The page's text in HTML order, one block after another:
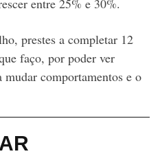
entre 25% e 30%.
prestes a completar 12
faço, por poder ver
comportamentos e o